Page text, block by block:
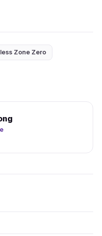
Zone Zero